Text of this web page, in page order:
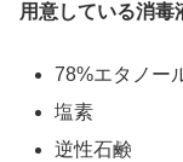
用意している消毒
78%エタノー
塩素
逆性石鹸